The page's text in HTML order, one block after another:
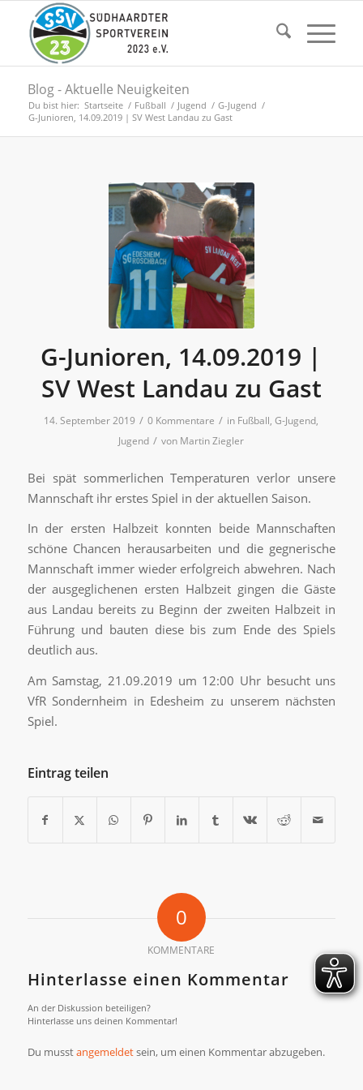
Blog - Aktuelle Neuigkeiten
Du bist hier: Startseite / Fußball / Jugend / G-Jugend /
G-Junioren, 14.09.2019 | SV West Landau zu Gast
G-Junioren, 14.09.2019 |
SV West Landau zu Gast
14. September 2019 / 0 Kommentare / in Fußball,G-Jugend,
Jugend / von Martin Ziegler
Bei spät sommerlichen Temperaturen verlor unsere
Mannschaft ihr erstes Spiel in der aktuellen Saison.
In der ersten Halbzeit konnten beide Mannschaften
schöne Chancen herausarbeiten und die gegnerische
Mannschaft immer wieder erfolgreich abwehren. Nach
der ausgeglichenen ersten Halbzeit gingen die Gäste
aus Landau bereits zu Beginn der zweiten Halbzeit in
Führung und bauten diese bis zum Ende des Spiels
deutlich aus.
Am Samstag, 21.09.2019 um 12:00 Uhr besucht uns
VfR Sondernheim in Edesheim zu unserem nächsten
Spiel.
Eintrag teilen
0
KOMMENTARE
Hinterlasse einen Kommentar
An der Diskussion beteiligen?
Hinterlasse uns deinen Kommentar!
Du musstangemeldetsein, um einen Kommentar abzugeben.